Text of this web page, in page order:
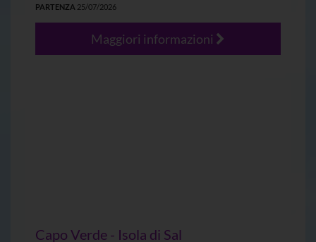
PARTENZA 25/07/2026
Maggiori informazioni
Capo Verde - Isola di Sal